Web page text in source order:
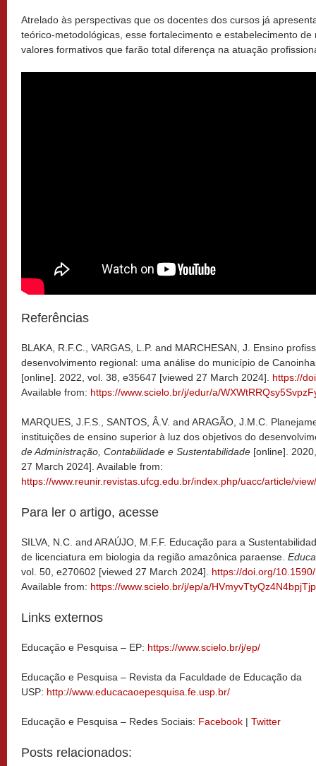
Atrelado às perspectivas que os docentes dos cursos já
teórico-metodológicas, esse fortalecimento e estabelecimento
valores formativos que farão total diferença na atuação
Referências
BLAKA, R.F.C., VARGAS, L.P. and MARCHESAN, J. Ensino
desenvolvimento regional: uma análise do município de
[online]. 2022, vol. 38, e35647 [viewed 27 March 2024]. https://
Available from: https://www.scielo.br/j/edur/a/
MARQUES, J.F.S., SANTOS, Â.V. and ARAGÃO, J.M.C.
instituições de ensino superior à luz dos objetivos do
de Administração, Contabilidade e Sustentabilidade [online].
27 March 2024]. Available from:
https://www.reunir.revistas.ufcg.edu.br/index.php/uacc/article/
Para ler o artigo, acesse
SILVA, N.C. and ARAÚJO, M.F.F. Educação para a
de licenciatura em biologia da região amazônica paraense.
vol. 50, e270602 [viewed 27 March 2024]. https://doi.org/
Available from: https://www.scielo.br/j/ep/a/
Links externos
Educação e Pesquisa – EP: https://www.scielo.br/j/ep/
Educação e Pesquisa – Revista da Faculdade de Educação da
USP: http://www.educacaoepesquisa.fe.usp.br/
Educação e Pesquisa – Redes Sociais: Facebook | Twitter
Posts relacionados: